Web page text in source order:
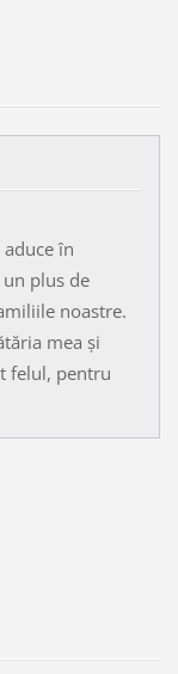
în
plus de
noastre.
mea și
felul, pentru